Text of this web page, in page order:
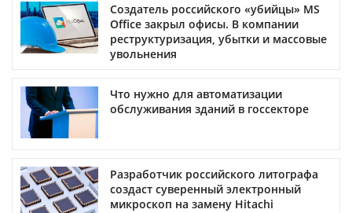
Создатель российского «убийцы» MS
Office закрыл офисы. В компании
реструктуризация, убытки и массовые
увольнения
Что нужно для автоматизации
обслуживания зданий в госсекторе
Разработчик российского литографа
создаст суверенный электронный
микроскоп на замену Hitachi